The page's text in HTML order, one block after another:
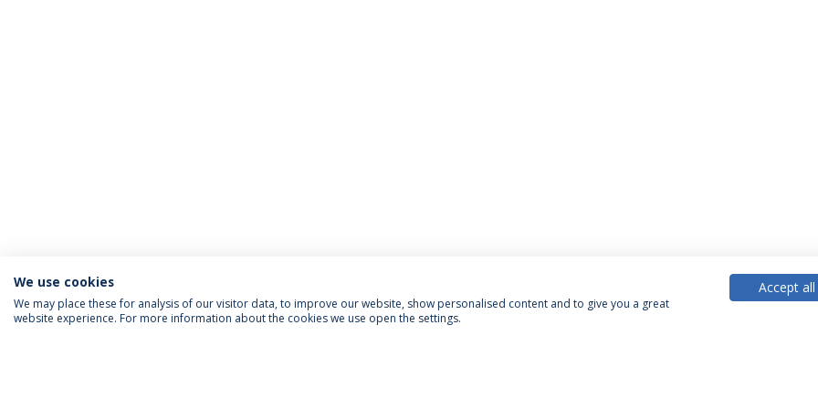
We use cookies
We may place these for analysis of our visitor data, to improve our website, show personalised content and to give you a great
website experience. For more information about the cookies we use open the settings.
Accept all